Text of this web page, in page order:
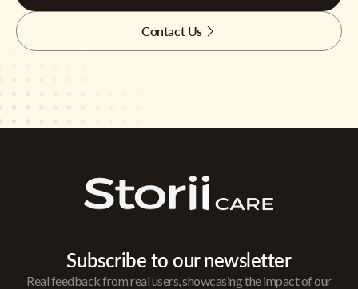
Contact Us
Subscribe to our newsletter
Real feedback from real users, showcasing the impact of our